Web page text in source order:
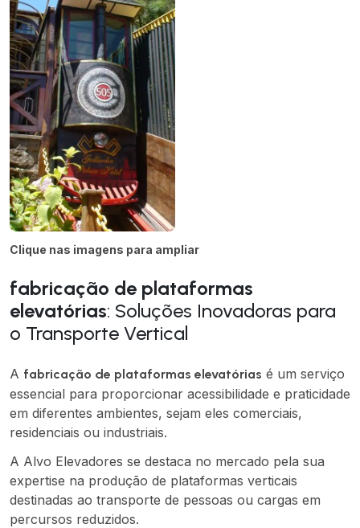
Clique nas imagens para ampliar
fabricação de plataformas
elevatórias: Soluções Inovadoras para
o Transporte Vertical
A fabricação de plataformas elevatórias é um serviço
essencial para proporcionar acessibilidade e praticidade
em diferentes ambientes, sejam eles comerciais,
residenciais ou industriais.
A Alvo Elevadores se destaca no mercado pela sua
expertise na produção de plataformas verticais
destinadas ao transporte de pessoas ou cargas em
percursos reduzidos.